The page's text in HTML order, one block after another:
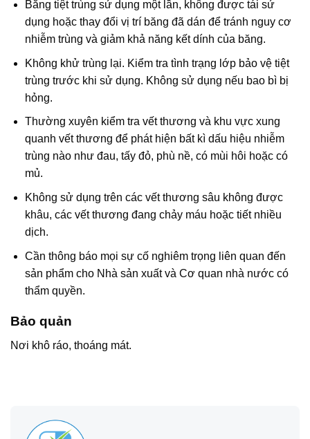
Băng tiệt trùng sử dụng một lần, không được tái sử
dụng hoặc thay đổi vị trí băng đã dán để tránh nguy cơ
nhiễm trùng và giảm khả năng kết dính của băng.
Không khử trùng lại. Kiểm tra tình trạng lớp bảo vệ tiệt
trùng trước khi sử dụng. Không sử dụng nếu bao bì bị
hỏng.
Thường xuyên kiểm tra vết thương và khu vực xung
quanh vết thương để phát hiện bất kì dấu hiệu nhiễm
trùng nào như đau, tấy đỏ, phù nề, có mùi hôi hoặc có
mủ.
Không sử dụng trên các vết thương sâu không được
khâu, các vết thương đang chảy máu hoặc tiết nhiều
dịch.
Cần thông báo mọi sự cố nghiêm trọng liên quan đến
sản phẩm cho Nhà sản xuất và Cơ quan nhà nước có
thẩm quyền.
Bảo quản
Nơi khô ráo, thoáng mát.